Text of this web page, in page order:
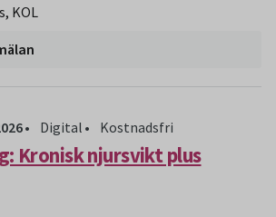
KOL
Kronisk njursvikt plus
Digital Kostnadsfri